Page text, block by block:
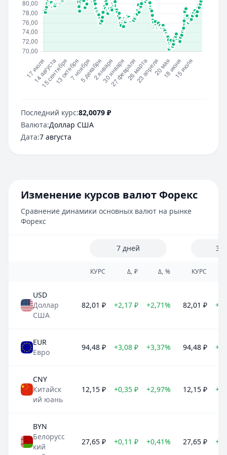
Последний курс:82,0079 ₽
Валюта:Доллар США
Дата:7 августа
Изменение курсов валют Форекс
Сравнение динамики основных валют на рынке
Форекс
7 дней 30
КУРС Δ, ₽ Δ, % КУРС
USD
Доллар
США
82,01 ₽ +2,17 ₽ +2,71% 82,01 ₽
EUR
Евро
94,48 ₽ +3,08 ₽ +3,37% 94,48 ₽
CNY
Китайск
ий юань
12,15 ₽ +0,35 ₽ +2,97% 12,15 ₽
BYN
Белорусс
кий
27,65 ₽ +0,11 ₽ +0,41% 27,65 ₽